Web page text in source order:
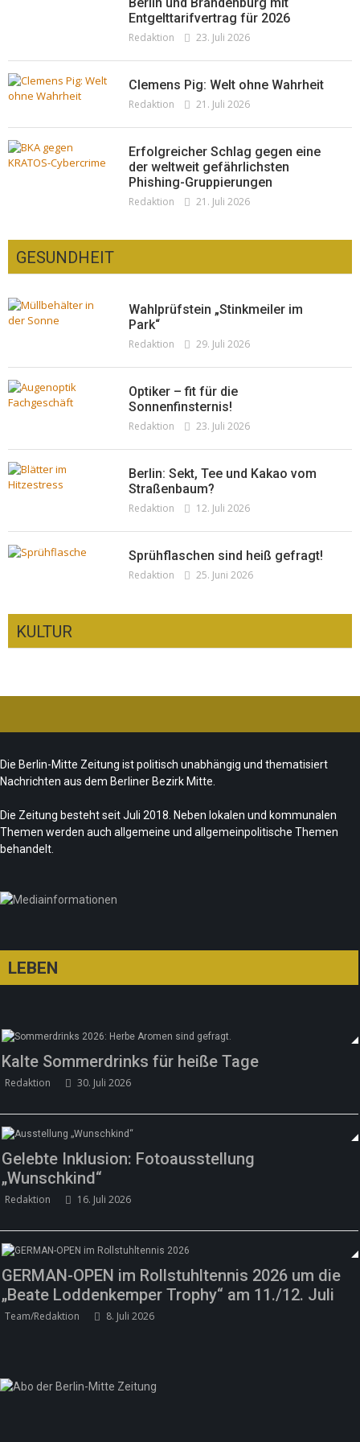
Entgelttarifvertrag für 2026
Redaktion 23. Juli 2026
Clemens Pig: Welt ohne Wahrheit
Redaktion 21. Juli 2026
Erfolgreicher Schlag gegen eine
der weltweit gefährlichsten
Phishing-Gruppierungen
Redaktion 21. Juli 2026
GESUNDHEIT
Wahlprüfstein „Stinkmeiler im
Park“
Redaktion 29. Juli 2026
Optiker – fit für die
Sonnenfinsternis!
Redaktion 23. Juli 2026
Berlin: Sekt, Tee und Kakao vom
Straßenbaum?
Redaktion 12. Juli 2026
Sprühflaschen sind heiß gefragt!
Redaktion 25. Juni 2026
KULTUR
Folgerungen
Fête de la Musique 2026 – Summer makes
music
Redaktion 21. Juni 2026
Sommer in Berlin – die neue Edition vom
Die Berlin-Mitte Zeitung ist politisch unabhängig und thematisiert
Nachrichten aus dem Berliner Bezirk Mitte.
Die Zeitung besteht seit Juli 2018. Neben lokalen und kommunalen
Themen werden auch allgemeine und allgemeinpolitische Themen
behandelt.
LEBEN
Kalte Sommerdrinks für heiße Tage
Redaktion 30. Juli 2026
Gelebte Inklusion: Fotoausstellung
„Wunschkind“
Redaktion 16. Juli 2026
GERMAN-OPEN im Rollstuhltennis 2026 um die
„Beate Loddenkemper Trophy“ am 11./12. Juli
Team/Redaktion 8. Juli 2026